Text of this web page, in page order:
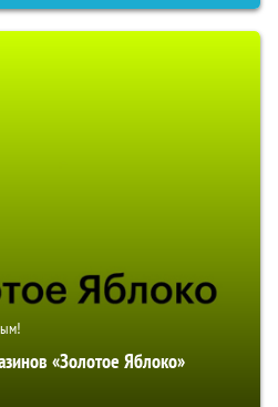
«Золотое Яблоко»